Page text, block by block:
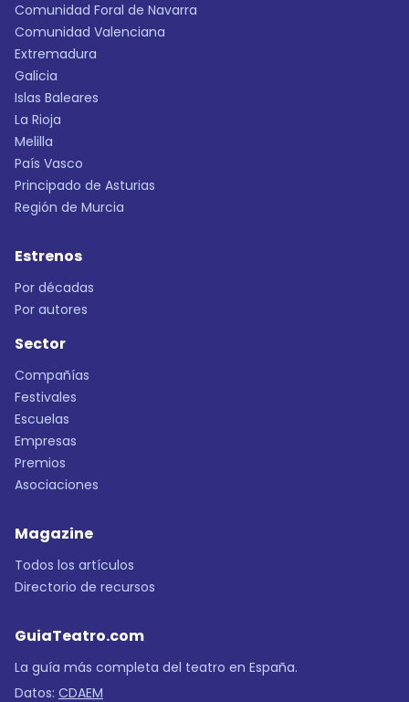
Comunidad Foral de Navarra
Comunidad Valenciana
Extremadura
Galicia
Islas Baleares
La Rioja
Melilla
País Vasco
Principado de Asturias
Región de Murcia
Estrenos
Por décadas
Por autores
Sector
Compañías
Festivales
Escuelas
Empresas
Premios
Asociaciones
Magazine
Todos los artículos
Directorio de recursos
GuiaTeatro.com
La guía más completa del teatro en España.
Datos: CDAEM